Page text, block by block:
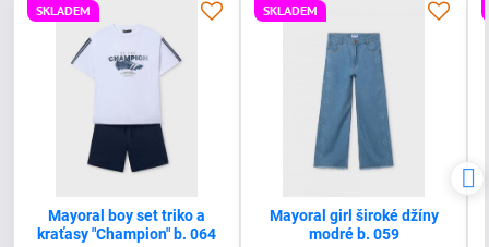
SKLADEM
Mayoral boy set triko a
kraťasy "Champion" b. 064
SKLADEM
Mayoral girl široké džíny
modré b. 059